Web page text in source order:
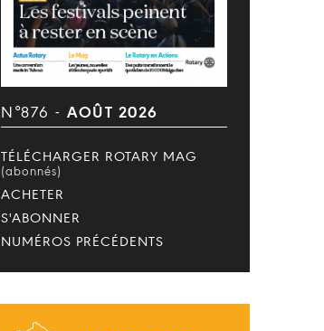
N°876 - AOÛT 2026
TÉLÉCHARGER ROTARY MAG
(abonnés)
ACHETER
S'ABONNER
NUMÉROS PRÉCÉDENTS